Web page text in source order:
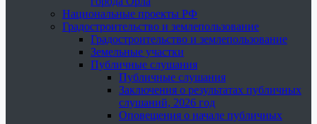
Национальные проекты РФ
Градостроительство и землепользование
Градостроительство и землепользование
Земельные участки
Публичные слушания
Публичные слушания
Заключения о результатах публичных
слушаний, 2026 год
Оповещения о начале публичных